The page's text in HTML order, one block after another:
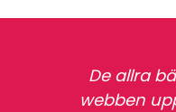
De allra
webben